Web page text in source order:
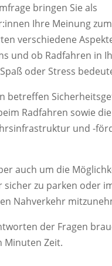
bringen Sie als
Ihre Meinung
verschiedene
und ob Radfahren in
oder Stress
betreffen
Radfahren sowie die
und -
auch um die
sicher zu parken oder
Nahverkehr
der Fragen
Minuten Zeit.